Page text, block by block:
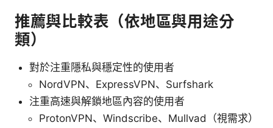
推薦與比較表（依地區與用途分
類）
對於注重隱私與穩定性的使用者
NordVPN、ExpressVPN、Surfshark
注重高速與解鎖地區內容的使用者
ProtonVPN、Windscribe、Mullvad（視需求）